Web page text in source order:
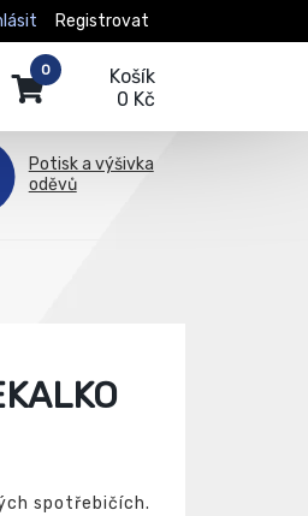
Registrovat
Košík
0 Kč
0
Potisk a výšivka
oděvů
spotřebičích.